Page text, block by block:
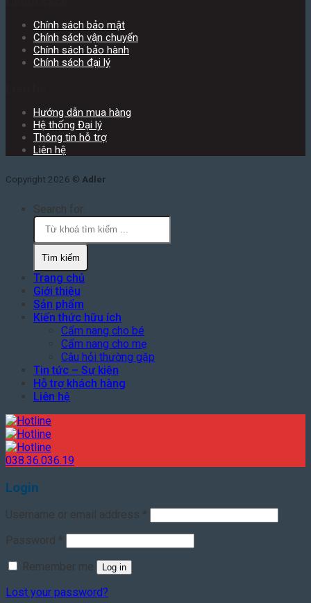
Chính sách bảo mật
Chính sách vận chuyển
Chính sách bảo hành
Chính sách đại lý
Hướng dẫn mua hàng
Hệ thống Đại lý
Thông tin hỗ trợ
Liên hệ
Copyright 2026 © Adler
Search for:
Trang chủ
Giới thiệu
Sản phẩm
Kiến thức hữu ích
Cẩm nang cho bé
Cẩm nang cho mẹ
Câu hỏi thường gặp
Tin tức – Sự kiện
Hỗ trợ khách hàng
Liên hệ
038.36.036.19
Login
Username or email address *
Password *
Remember me
Log in
Lost your password?